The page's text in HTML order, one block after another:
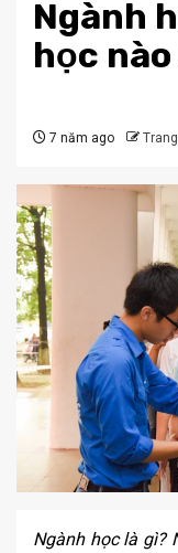
Ngành
học
7 năm ago
Ngành học là gì?